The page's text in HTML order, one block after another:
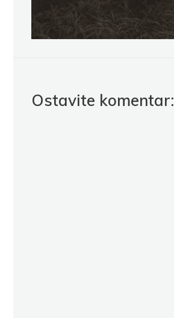
Ostavite komentar: